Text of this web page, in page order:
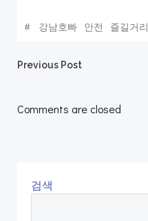
# 강남호빠 안전 즐길거리
Post
navigation
Previous Post
Comments are closed
검색